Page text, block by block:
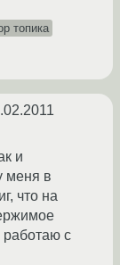
топика
и
меня в
что на
с